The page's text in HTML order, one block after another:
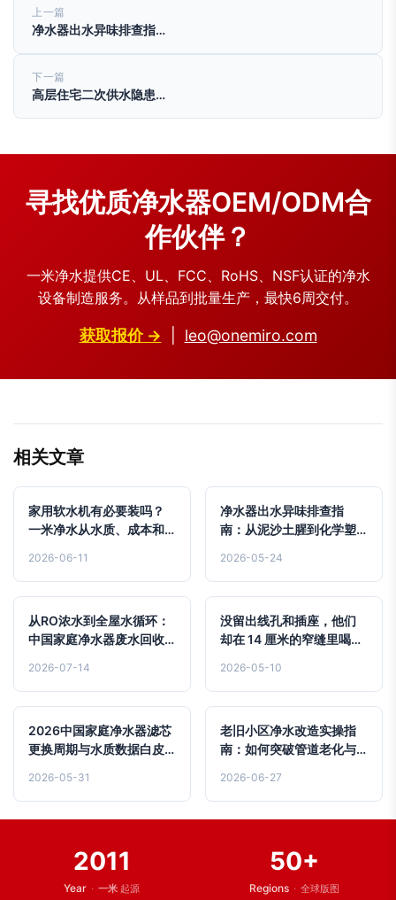
上一篇
净水器出水异味排查指…
下一篇
高层住宅二次供水隐患…
寻找优质净水器OEM/ODM合
作伙伴？
一米净水提供CE、UL、FCC、RoHS、NSF认证的净水
设备制造服务。从样品到批量生产，最快6周交付。
获取报价 → leo@onemiro.com
相关文章
家用软水机有必要装吗？
一米净水从水质、成本和
2026-06-11
净水器出水异味排查指
南：从泥沙土腥到化学塑
2026-05-24
从RO浓水到全屋水循环：
中国家庭净水器废水回收
2026-07-14
没留出线孔和插座，他们
却在 14 厘米的窄缝里喝到
2026-05-10
2026中国家庭净水器滤芯
更换周期与水质数据白皮
2026-05-31
老旧小区净水改造实操指
南：如何突破管道老化与
2026-06-27
2011
Year · 一米 起源
50+
Regions · 全球版图